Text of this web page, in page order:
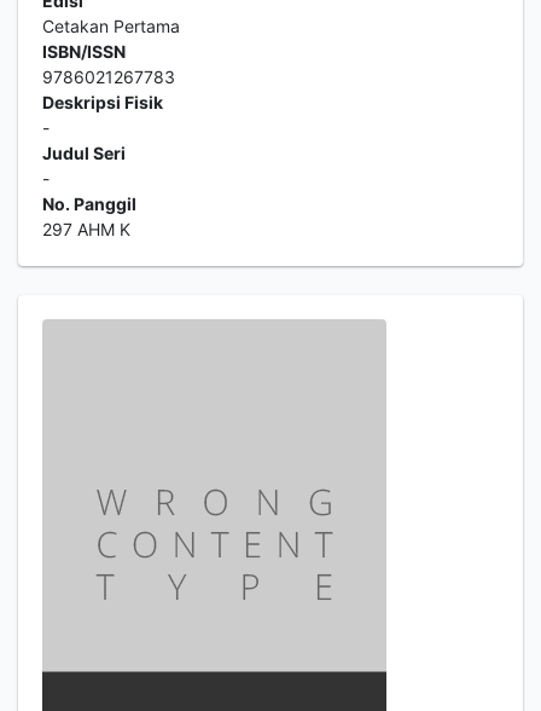
Cetakan Pertama
ISBN/ISSN
9786021267783
Deskripsi Fisik
-
Judul Seri
-
No. Panggil
297 AHM K